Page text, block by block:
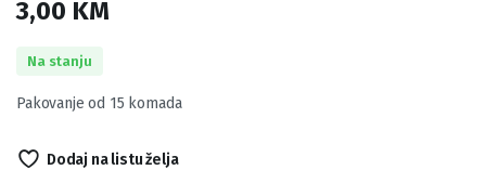
3,00 KM
Na stanju
Pakovanje od 15 komada
Dodaj na listu želja